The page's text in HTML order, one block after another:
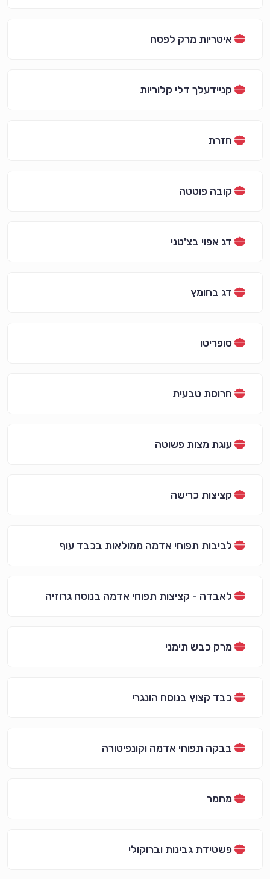
איטריות מרק לפסח
קניידעלך דלי קלוריות
חזרת
קובה פוטטה
דג אפוי בצ'טני
דג בחומץ
סופריטו
חרוסת טבעית
עוגת מצות פשוטה
קציצות כרישה
לביבות תפוחי אדמה ממולאות בכבד עוף
לאבדה - קציצות תפוחי אדמה בנוסח גרוזיה
מרק כבש תימני
כבד קצוץ בנוסח הונגרי
בבקה תפוחי אדמה וקונפיטורה
מחמר
פשטידת גבינות וברוקולי